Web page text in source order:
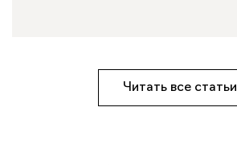
Читать все статьи